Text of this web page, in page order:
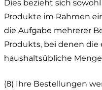
Dies bezieht sich
Produkte im Rahmen
die Aufgabe mehrerer
Produkts, bei denen
haushaltsübliche
(8) Ihre Bestellungen